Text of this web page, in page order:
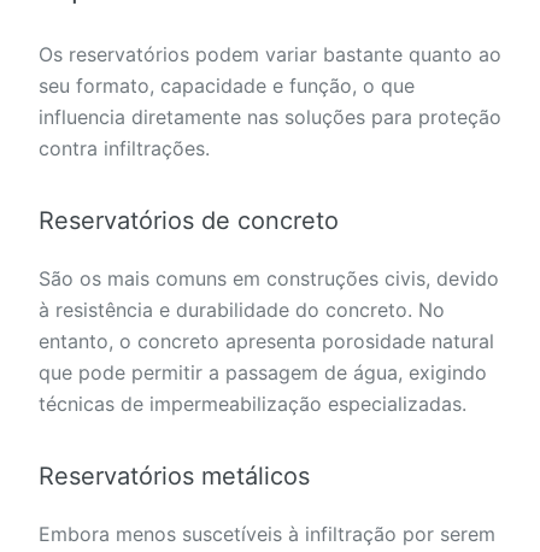
Os reservatórios podem variar bastante quanto ao
seu formato, capacidade e função, o que
influencia diretamente nas soluções para proteção
contra infiltrações.
Reservatórios de concreto
São os mais comuns em construções civis, devido
à resistência e durabilidade do concreto. No
entanto, o concreto apresenta porosidade natural
que pode permitir a passagem de água, exigindo
técnicas de impermeabilização especializadas.
Reservatórios metálicos
Embora menos suscetíveis à infiltração por serem